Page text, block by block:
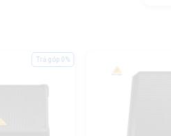
Trả góp 0%